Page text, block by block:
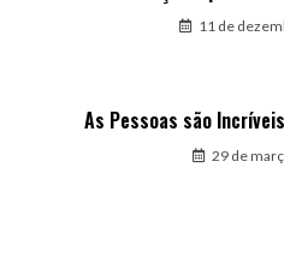
11 de
As Pessoas são
29 de